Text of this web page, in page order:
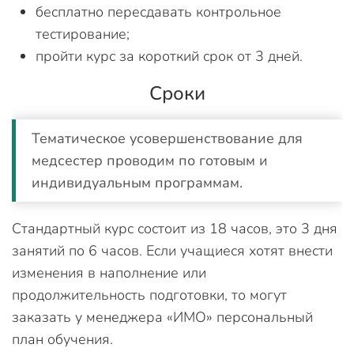
бесплатно пересдавать контрольное
тестирование;
пройти курс за короткий срок от 3 дней.
Сроки
Тематическое усовершенствование для
медсестер проводим по готовым и
индивидуальным программам.
Стандартный курс состоит из 18 часов, это 3 дня
занятий по 6 часов. Если учащиеся хотят внести
изменения в наполнение или
продолжительность подготовки, то могут
заказать у менеджера «ИМО» персональный
план обучения.